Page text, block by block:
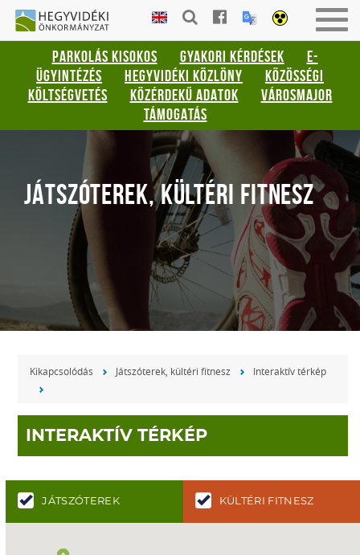
Gyorsbillentyűk
listája
Keresés:
"S"
Bejelentkezés:
be-
HEGYVIDÉKI
ÖNKORMÁNYZAT
PARKOLÁS KISOKOS GYAKORI KÉRDÉSEK
E-
ÜGYINTÉZÉS
HEGYVIDÉKI KÖZLÖNY
KÖZÖSSÉGI
KÖLTSÉGVETÉS
KÖZÉRDEKŰ ADATOK
VÁROSMAJOR
TÁMOGATÁS
JÁTSZÓTEREK, KÜLTÉRI FITNESZ
Kikapcsolódás Játszóterek, kültéri fitnesz Interaktív térkép
INTERAKTÍV TÉRKÉP
JÁTSZÓTEREK KÜLTÉRI FITNESZ